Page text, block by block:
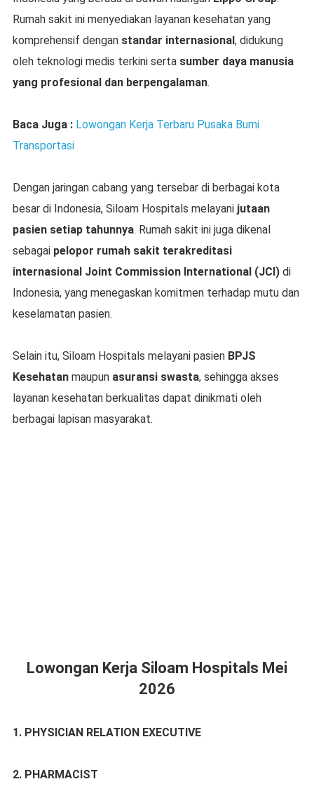
Rumah sakit ini menyediakan layanan kesehatan yang
komprehensif dengan standar internasional, didukung
oleh teknologi medis terkini serta sumber daya manusia
yang profesional dan berpengalaman.
Baca Juga : Lowongan Kerja Terbaru Pusaka Bumi
Transportasi
Dengan jaringan cabang yang tersebar di berbagai kota
besar di Indonesia, Siloam Hospitals melayani jutaan
pasien setiap tahunnya. Rumah sakit ini juga dikenal
sebagai pelopor rumah sakit terakreditasi
internasional Joint Commission International (JCI)di
Indonesia, yang menegaskan komitmen terhadap mutu dan
keselamatan pasien.
Selain itu, Siloam Hospitals melayani pasien BPJS
Kesehatanmaupun asuransi swasta, sehingga akses
layanan kesehatan berkualitas dapat dinikmati oleh
berbagai lapisan masyarakat.
Lowongan Kerja Siloam Hospitals Mei
2026
1. PHYSICIAN RELATION EXECUTIVE
2. PHARMACIST